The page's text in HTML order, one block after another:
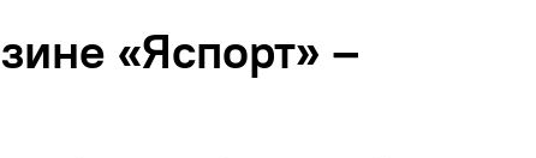
«Яспорт» –